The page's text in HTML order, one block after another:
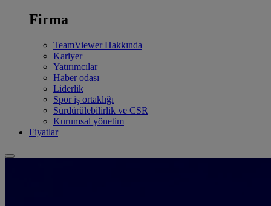
Firma
TeamViewer Hakkında
Kariyer
Yatırımcılar
Haber odası
Liderlik
Spor iş ortaklığı
Sürdürülebilirlik ve CSR
Kurumsal yönetim
Fiyatlar